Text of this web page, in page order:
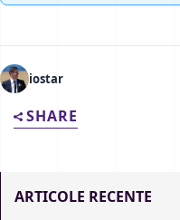
iostar
SHARE
ARTICOLE RECENTE